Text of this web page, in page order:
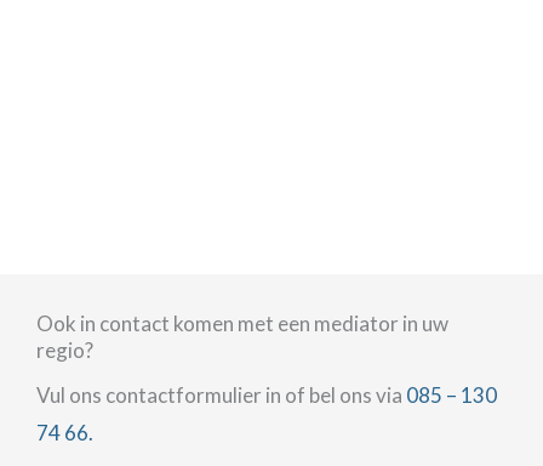
Ook in contact komen met een mediator in uw
regio?
Vul ons contactformulier in of bel ons via 085 – 130
74 66.